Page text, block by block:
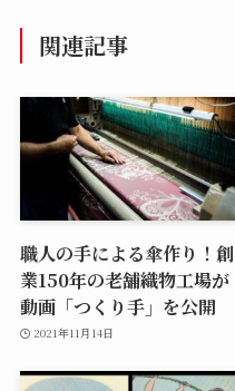
関連記事
職人の手による傘作り！創
業150年の老舗織物工場が
動画「つくり手」を公開
2021年11月14日